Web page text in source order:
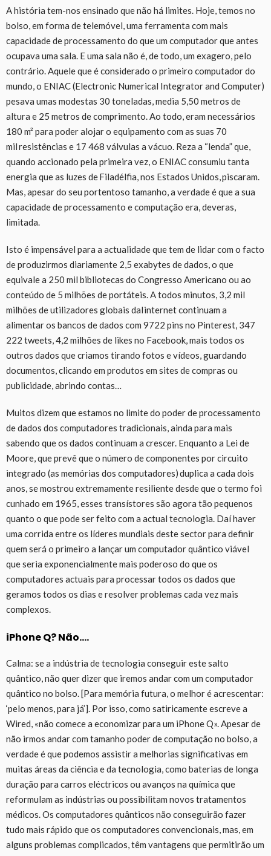
A história tem-nos ensinado que não há limites. Hoje, temos no
bolso, em forma de telemóvel, uma ferramenta com mais
capacidade de processamento do que um computador que antes
ocupava uma sala. E uma sala não é, de todo, um exagero, pelo
contrário. Aquele que é considerado o primeiro computador do
mundo, o ENIAC (Electronic Numerical Integrator and Computer)
pesava umas modestas 30 toneladas, media 5,50 metros de
altura e 25 metros de comprimento. Ao todo, eram necessários
180 m² para poder alojar o equipamento com as suas 70
mil resistências e 17 468 válvulas a vácuo. Reza a “lenda” que,
quando accionado pela primeira vez, o ENIAC consumiu tanta
energia que as luzes de Filadélfia, nos Estados Unidos, piscaram.
Mas, apesar do seu portentoso tamanho, a verdade é que a sua
capacidade de processamento e computação era, deveras,
limitada.
Isto é impensável para a actualidade que tem de lidar com o facto
de produzirmos diariamente 2,5 exabytes de dados, o que
equivale a 250 mil bibliotecas do Congresso Americano ou ao
conteúdo de 5 milhões de portáteis. A todos minutos, 3,2 mil
milhões de utilizadores globais daIinternet continuam a
alimentar os bancos de dados com 9722 pins no Pinterest, 347
222 tweets, 4,2 milhões de likes no Facebook, mais todos os
outros dados que criamos tirando fotos e vídeos, guardando
documentos, clicando em produtos em sites de compras ou
publicidade, abrindo contas…
Muitos dizem que estamos no limite do poder de processamento
de dados dos computadores tradicionais, ainda para mais
sabendo que os dados continuam a crescer. Enquanto a Lei de
Moore, que prevê que o número de componentes por circuito
integrado (as memórias dos computadores) duplica a cada dois
anos, se mostrou extremamente resiliente desde que o termo foi
cunhado em 1965, esses transístores são agora tão pequenos
quanto o que pode ser feito com a actual tecnologia. Daí haver
uma corrida entre os líderes mundiais deste sector para definir
quem será o primeiro a lançar um computador quântico viável
que seria exponencialmente mais poderoso do que os
computadores actuais para processar todos os dados que
geramos todos os dias e resolver problemas cada vez mais
complexos.
iPhone Q? Não….
Calma: se a indústria de tecnologia conseguir este salto
quântico, não quer dizer que iremos andar com um computador
quântico no bolso. [Para memória futura, o melhor é acrescentar:
‘pelo menos, para já’]. Por isso, como satiricamente escreve a
Wired, «não comece a economizar para um iPhone Q». Apesar de
não irmos andar com tamanho poder de computação no bolso, a
verdade é que podemos assistir a melhorias significativas em
muitas áreas da ciência e da tecnologia, como baterias de longa
duração para carros eléctricos ou avanços na química que
reformulam as indústrias ou possibilitam novos tratamentos
médicos. Os computadores quânticos não conseguirão fazer
tudo mais rápido que os computadores convencionais, mas, em
alguns problemas complicados, têm vantagens que permitirão um